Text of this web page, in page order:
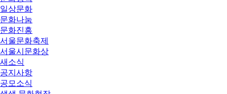
일상문화
문화나눔
문화진흥
서울문화축제
서울시문화상
새소식
공지사항
공모소식